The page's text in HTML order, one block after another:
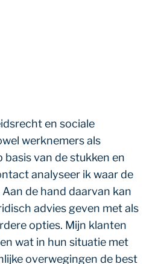
en sociale
werknemers als
basis van de stukken en
analyseer ik waar de
de hand daarvan kan
advies geven met als
opties. Mijn klanten
wat in hun situatie met
overwegingen de best